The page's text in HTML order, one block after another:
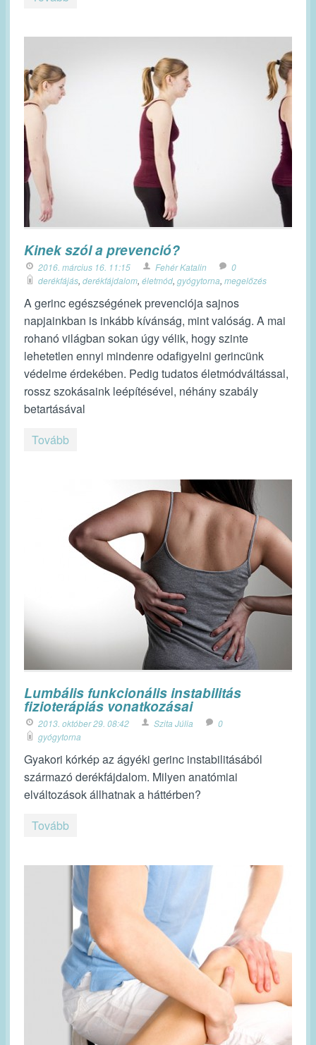
Kinek szól a prevenció?
2016. március 16. 11:15 Fehér Katalin
0
derékfájás, derékfájdalom, életmód, gyógytorna, megelőzés
A gerinc egészségének prevenciója sajnos
napjainkban is inkább kívánság, mint valóság. A mai
rohanó világban sokan úgy vélik, hogy szinte
lehetetlen ennyi mindenre odafigyelni gerincünk
védelme érdekében. Pedig tudatos életmódváltással,
rossz szokásaink leépítésével, néhány szabály
betartásával
Tovább
Lumbális funkcionális instabilitás
fizioterápiás vonatkozásai
2013. október 29. 08:42 Szita Júlia
0
gyógytorna
Gyakori kórkép az ágyéki gerinc instabilitásából
származó derékfájdalom. Milyen anatómiai
elváltozások állhatnak a háttérben?
Tovább